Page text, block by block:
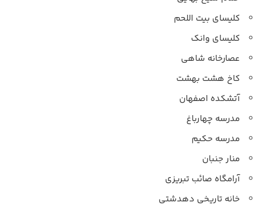
کلیسای بیت اللحم
کلیسای وانک
عصارخانه شاهی
کاخ هشت بهشت
آتشکده اصفهان
مدرسه چهارباغ
مدرسه حکیم
منار جنبان
آرامگاه صائب تبریزی
خانه تاریخی دهدشتی